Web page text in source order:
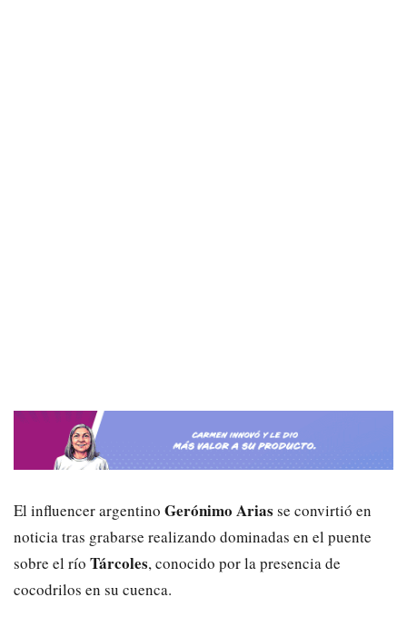
El influencer argentino Gerónimo Arias se convirtió en
noticia tras grabarse realizando dominadas en el puente
sobre el río Tárcoles, conocido por la presencia de
cocodrilos en su cuenca.